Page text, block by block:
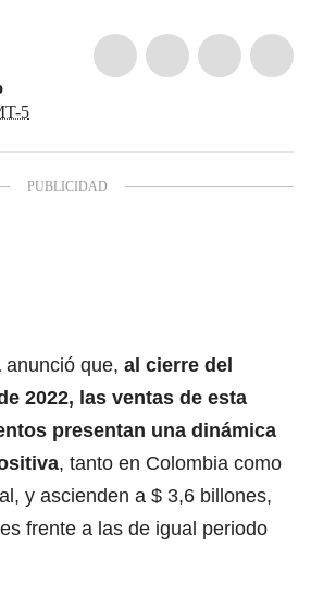
5
anunció que, al cierre del
2022, las ventas de esta
presentan una dinámica
, tanto en Colombia como
y ascienden a $ 3,6 billones,
frente a las de igual periodo